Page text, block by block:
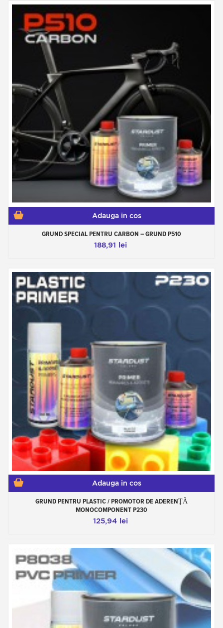
Adauga in cos
GRUND SPECIAL PENTRU CARBON – GRUND P510
188,91 lei
Adauga in cos
GRUND PENTRU PLASTIC / PROMOTOR DE ADERENŢĂ
MONOCOMPONENT P230
125,94 lei